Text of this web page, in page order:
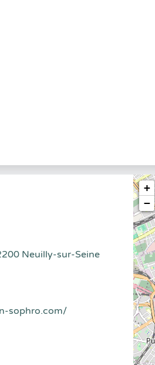
Neuilly-sur-Seine
sophro.com/
+
−